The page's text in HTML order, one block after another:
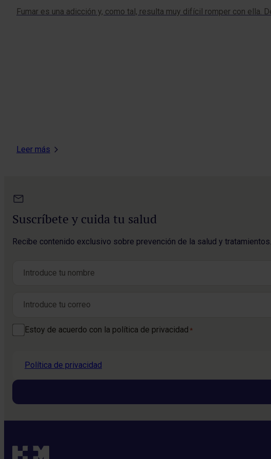
Fumar es una adicción y, como tal, resulta muy difícil romper con ella.
Leer más
Suscríbete y cuida tu salud
Recibe contenido exclusivo sobre prevención de la salud y
Consentimiento *
Estoy de acuerdo con la política de privacidad *
Política de privacidad